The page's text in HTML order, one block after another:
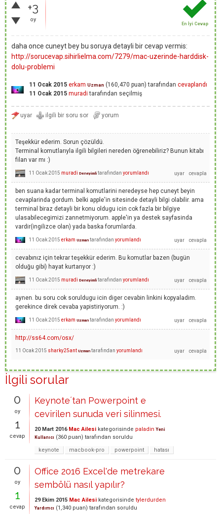
+3
oy
En İyi Cevap
daha once cuneyt bey bu soruya detayli bir cevap vermis:
http://sorucevap.sihirlielma.com/7279/mac-uzerinde-harddisk-
dolu-problemi
11 Ocak 2015 erkam Uzman (160,470 puan) tarafından cevaplandı
11 Ocak 2015 muradi tarafından seçilmiş
Teşekkür ederim. Sorun çözüldü.
Terminal komutlarıyla ilgili bilgileri nereden öğrenebiliriz? Bunun kitabı
filan var mı :)
11 Ocak 2015 muradi Deneyimli tarafından yorumlandı
ben suana kadar terminal komutlarini neredeyse hep cuneyt beyin
cevaplarinda gordum. belki apple'in sitesinde detayli bilgi olabilir. ama
terminal biraz detayli bir konu oldugu icin cok fazla bir bilgiye
ulasabilecegimizi zannetmiyorum. apple'in ya destek sayfasinda
vardir(ingilizce olan) yada baska forumlarda.
11 Ocak 2015 erkam Uzman tarafından yorumlandı
cevabınız için tekrar teşekkür ederim. Bu komutlar bazen (bugün
olduğu gibi) hayat kurtarıyor :)
11 Ocak 2015 muradi Deneyimli tarafından yorumlandı
aynen. bu soru cok soruldugu icin diger cevabin linkini kopyaladim.
gerekince direk cevaba yapistiriyorum. :)
11 Ocak 2015 erkam Uzman tarafından yorumlandı
http://ss64.com/osx/
11 Ocak 2015 sharky25ant Uzman tarafından yorumlandı
İlgili sorular
0
oy
1
cevap
Keynote´tan Powerpoint e
cevirilen sunuda veri silinmesi.
20 Mart 2016 Mac Ailesi kategorisinde paladin Yeni
Kullanıcı (360 puan) tarafından soruldu
keynote
macbook-pro powerpoint hatası
0
oy
1
cevap
Office 2016 Excel'de metrekare
sembölü nasıl yapılır?
29 Ekim 2015 Mac Ailesi kategorisinde tylerdurden
Yardımcı (1,340 puan) tarafından soruldu